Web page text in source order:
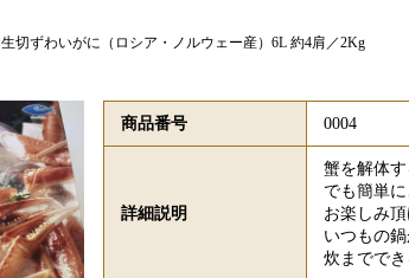
生切ずわいがに（ロシア・ノルウェー産）6L 約4肩／2Kg
商品番号 0004
詳細説明
蟹を解体
でも簡単
お楽しみ頂
いつもの
炊まででき